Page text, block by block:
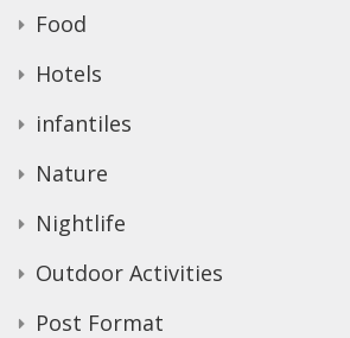
Food
Hotels
infantiles
Nature
Nightlife
Outdoor Activities
Post Format